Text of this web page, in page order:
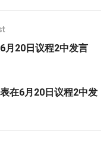
月20日议程2中发言
在6月20日议程2中发